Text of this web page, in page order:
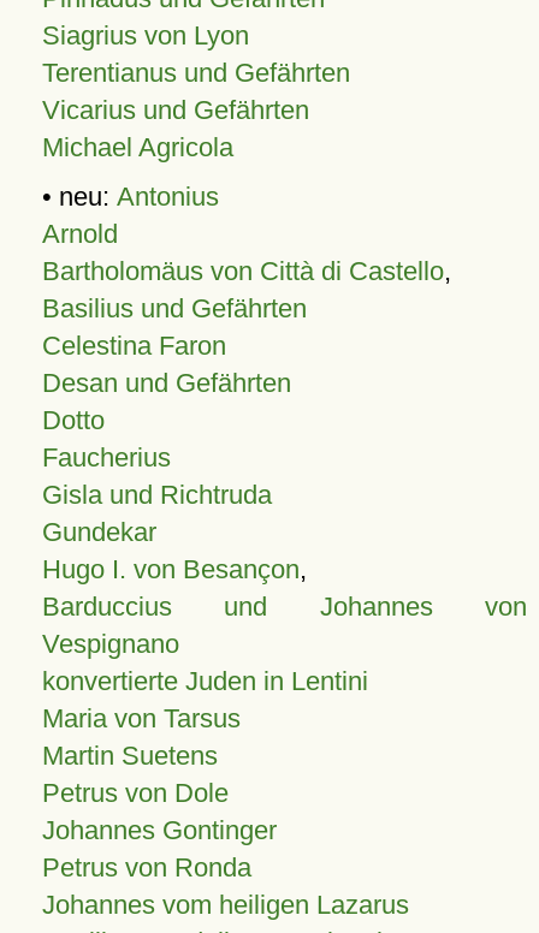
Siagrius von Lyon
Terentianus und Gefährten
Vicarius und Gefährten
Michael Agricola
• neu: Antonius
Arnold
Bartholomäus von Città di Castello,
Basilius und Gefährten
Celestina Faron
Desan und Gefährten
Dotto
Faucherius
Gisla und Richtruda
Gundekar
Hugo I. von Besançon,
Barduccius und Johannes von
Vespignano
konvertierte Juden in Lentini
Maria von Tarsus
Martin Suetens
Petrus von Dole
Johannes Gontinger
Petrus von Ronda
Johannes vom heiligen Lazarus